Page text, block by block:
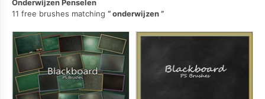
Onderwijzen Penselen
11 free brushes matching
onderwijzen